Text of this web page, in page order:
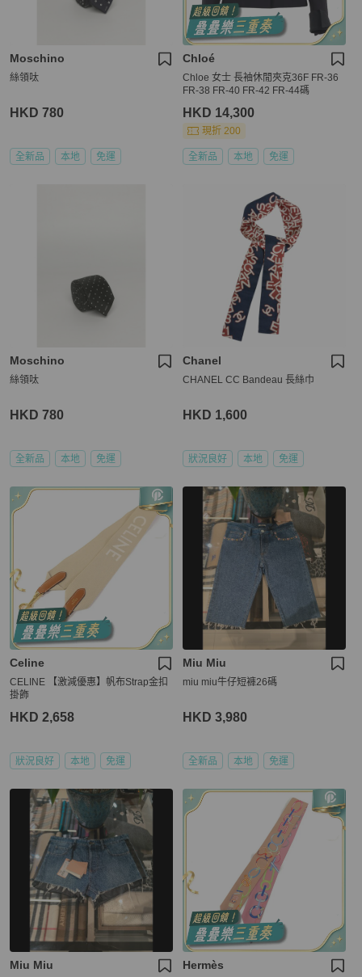
Moschino
絲領呔
HKD 780
全新品 本地 免運
Chloé
Chloe 女士 長袖休閒夾克36F FR-36
FR-38 FR-40 FR-42 FR-44碼
HKD 14,300
現折 200
全新品 本地 免運
Moschino
絲領呔
HKD 780
全新品 本地 免運
Chanel
CHANEL CC Bandeau 長絲巾
HKD 1,600
狀況良好 本地 免運
Celine
CELINE 【激減優惠】帆布Strap金扣
掛飾
HKD 2,658
狀況良好 本地 免運
Miu Miu
miu miu牛仔短褲26碼
HKD 3,980
全新品 本地 免運
Miu Miu Hermès